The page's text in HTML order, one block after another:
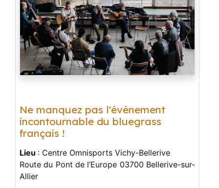
Ne manquez pas l'événement
incontournable du bluegrass
français !
Lieu : Centre Omnisports Vichy-Bellerive
Route du Pont de l’Europe 03700 Bellerive-sur-
Allier